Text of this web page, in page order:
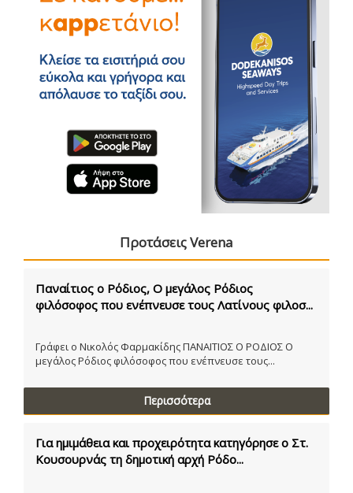
Προτάσεις Verena
Παναίτιος ο Ρόδιος, Ο μεγάλος Ρόδιος
φιλόσοφος που ενέπνευσε τους Λατίνους φιλοσ...
Γράφει ο Νικολός Φαρμακίδης ΠΑΝΑΙΤΙΟΣ Ο ΡΟΔΙΟΣ Ο
μεγάλος Ρόδιος φιλόσοφος που ενέπνευσε τους...
Περισσότερα
Για ημιμάθεια και προχειρότητα κατηγόρησε ο Στ.
Κουσουρνάς τη δημοτική αρχή Ρόδο...